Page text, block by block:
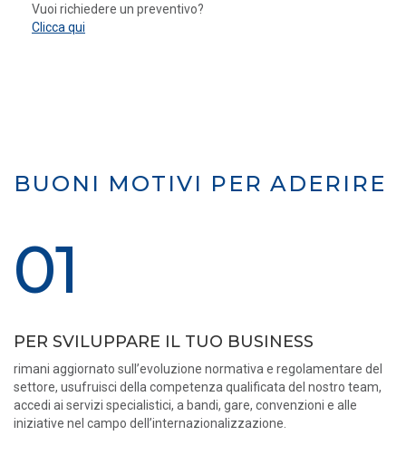
Vuoi richiedere un preventivo?
Clicca qui
BUONI MOTIVI PER ADERIRE
01
PER SVILUPPARE IL TUO BUSINESS
rimani aggiornato sull’evoluzione normativa e regolamentare del
settore, usufruisci della competenza qualificata del nostro team,
accedi ai servizi specialistici, a bandi, gare, convenzioni e alle
iniziative nel campo dell’internazionalizzazione.